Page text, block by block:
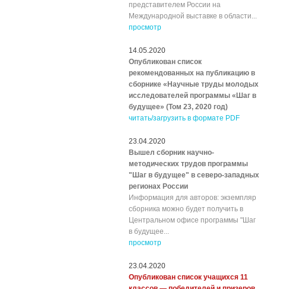
представителем России на
Международной выставке в области...
просмотр
14.05.2020
Опубликован список
рекомендованных на публикацию в
сборнике «Научные труды молодых
исследователей программы «Шаг в
будущее» (Том 23, 2020 год)
читать/загрузить в формате PDF
23.04.2020
Вышел сборник научно-
методических трудов программы
"Шаг в будущее" в северо-западных
регионах России
Информация для авторов: экземпляр
сборника можно будет получить в
Центральном офисе программы "Шаг
в будущее...
просмотр
23.04.2020
Опубликован список учащихся 11